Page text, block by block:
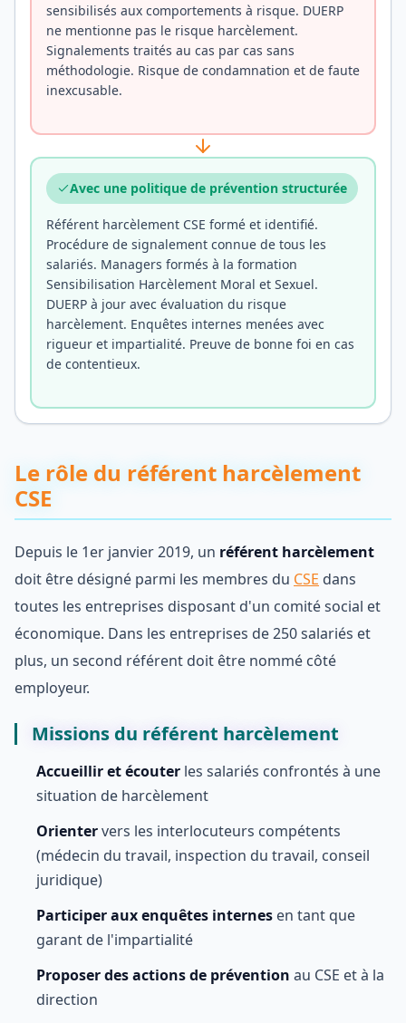
sensibilisés aux comportements à risque. DUERP
ne mentionne pas le risque harcèlement.
Signalements traités au cas par cas sans
méthodologie. Risque de condamnation et de faute
inexcusable.
Avec une politique de prévention structurée
Référent harcèlement CSE formé et identifié.
Procédure de signalement connue de tous les
salariés. Managers formés à la formation
Sensibilisation Harcèlement Moral et Sexuel.
DUERP à jour avec évaluation du risque
harcèlement. Enquêtes internes menées avec
rigueur et impartialité. Preuve de bonne foi en cas
de contentieux.
Le rôle du référent harcèlement
CSE
Depuis le 1er janvier 2019, un référent harcèlement
doit être désigné parmi les membres du CSE dans
toutes les entreprises disposant d'un comité social et
économique. Dans les entreprises de 250 salariés et
plus, un second référent doit être nommé côté
employeur.
Missions du référent harcèlement
Accueillir et écouter les salariés confrontés à une
situation de harcèlement
Orientervers les interlocuteurs compétents
(médecin du travail, inspection du travail, conseil
juridique)
Participer aux enquêtes internes en tant que
garant de l'impartialité
Proposer des actions de prévention au CSE et à la
direction